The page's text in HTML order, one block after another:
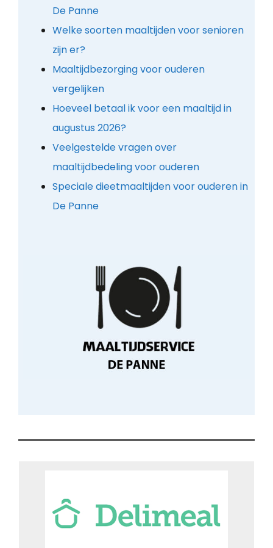
De Panne
Welke soorten maaltijden voor senioren
zijn er?
Maaltijdbezorging voor ouderen
vergelijken
Hoeveel betaal ik voor een maaltijd in
augustus 2026?
Veelgestelde vragen over
maaltijdbedeling voor ouderen
Speciale dieetmaaltijden voor ouderen in
De Panne